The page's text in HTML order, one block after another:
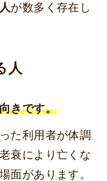
が数多く存在し
人
きです。
た利用者が体調
衰により亡くな
面があります。